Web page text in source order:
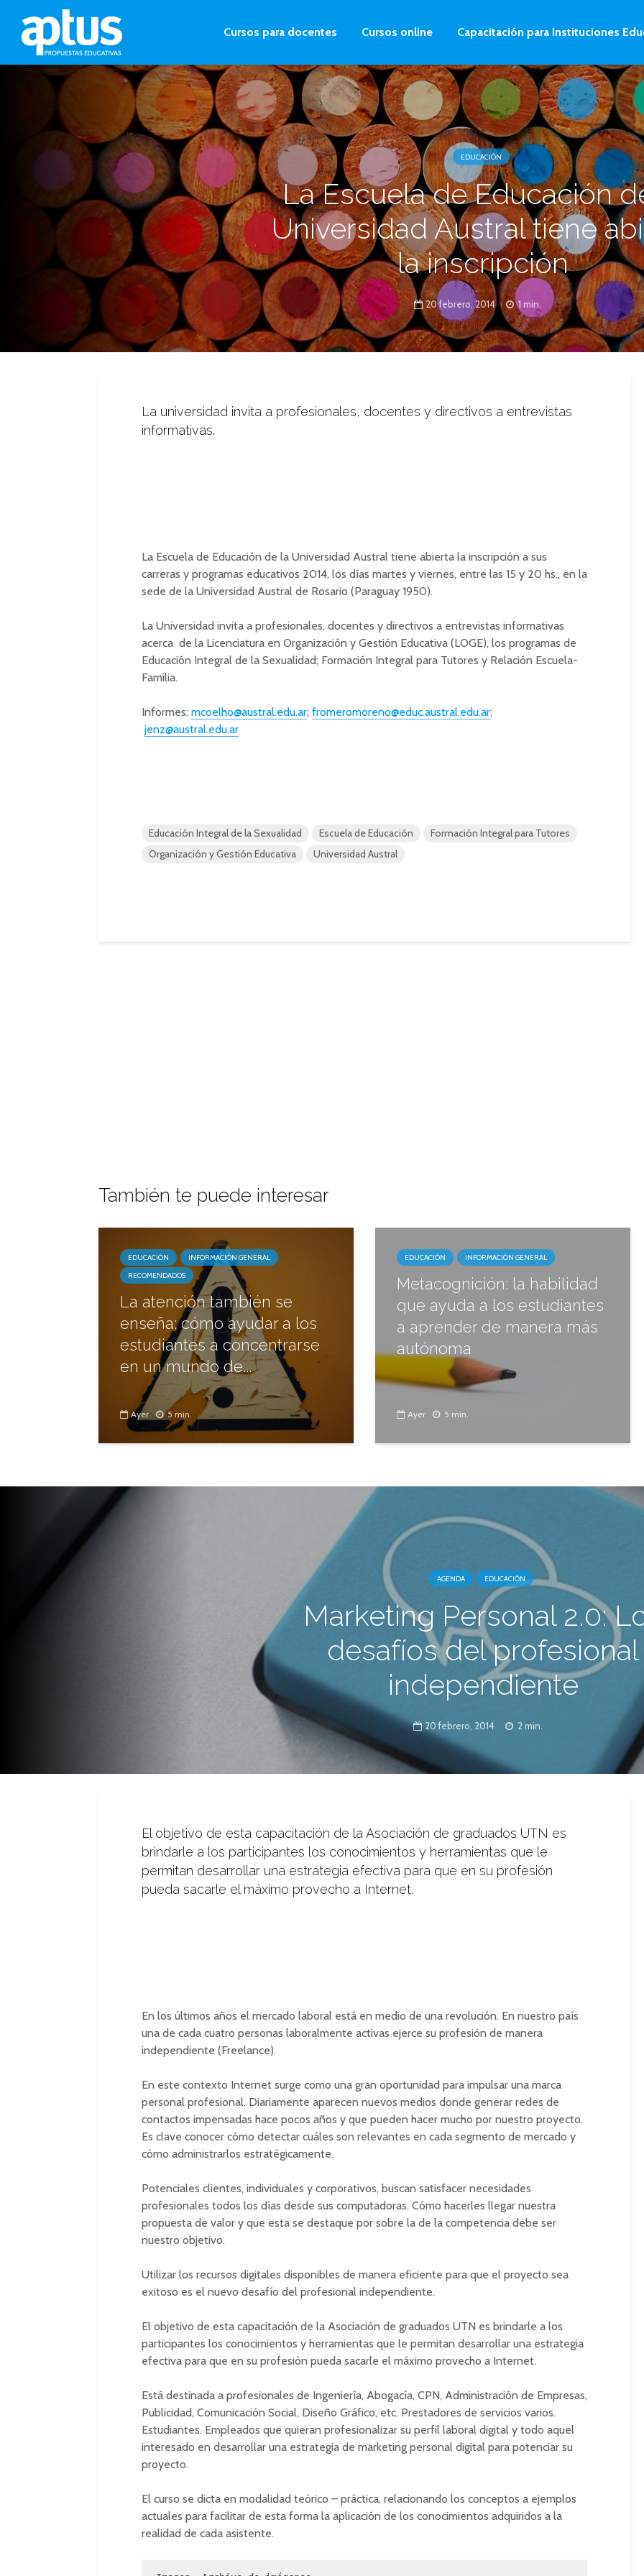
Cursos para docentes Cursos online Capacitación para Instituciones
EDUCACIÓN
La Escuela de Educación
Universidad Austral tiene
la inscripción
20 febrero, 2014 1 min.
La universidad invita a profesionales, docentes y directivos a entrevistas
informativas.
La Escuela de Educación de la Universidad Austral tiene abierta la inscripción a sus
carreras y programas educativos 2014, los días martes y viernes, entre las 15 y 20 hs., en la
sede de la Universidad Austral de Rosario (Paraguay 1950).
La Universidad invita a profesionales, docentes y directivos a entrevistas informativas
acerca de la Licenciatura en Organización y Gestión Educativa (LOGE), los programas de
Educación Integral de la Sexualidad; Formación Integral para Tutores y Relación Escuela-
Familia.
Informes: mcoelho@austral.edu.ar; fromeromoreno@educ.austral.edu.ar;
jenz@austral.edu.ar
Educación Integral de la Sexualidad Escuela de Educación
Formación Integral para Tutores
Organización y Gestión Educativa
Universidad Austral
También te puede interesar
EDUCACIÓN
INFORMACIÓN GENERAL
RECOMENDADOS
La atención también se
enseña: cómo ayudar a los
estudiantes a concentrarse
en un mundo de...
Ayer 5 min.
EDUCACIÓN INFORMACIÓN GENERAL
Metacognición: la habilidad
que ayuda a los estudiantes
a aprender de manera más
autónoma
Ayer 5 min.
AGENDA EDUCACIÓN
Marketing Personal 2.0:
desafíos del profesional
independiente‏
20 febrero, 2014 2 min.
El objetivo de esta capacitación de la Asociación de graduados UTN es
brindarle a los participantes los conocimientos y herramientas que le
permitan desarrollar una estrategia efectiva para que en su profesión
pueda sacarle el máximo provecho a Internet.
En los últimos años el mercado laboral está en medio de una revolución. En nuestro país
una de cada cuatro personas laboralmente activas ejerce su profesión de manera
independiente (Freelance).
En este contexto Internet surge como una gran oportunidad para impulsar una marca
personal profesional. Diariamente aparecen nuevos medios donde generar redes de
contactos impensadas hace pocos años y que pueden hacer mucho por nuestro proyecto.
Es clave conocer cómo detectar cuáles son relevantes en cada segmento de mercado y
cómo administrarlos estratégicamente.
Potenciales clientes, individuales y corporativos, buscan satisfacer necesidades
profesionales todos los días desde sus computadoras. Cómo hacerles llegar nuestra
propuesta de valor y que esta se destaque por sobre la de la competencia debe ser
nuestro objetivo.
Utilizar los recursos digitales disponibles de manera eficiente para que el proyecto sea
exitoso es el nuevo desafío del profesional independiente.
El objetivo de esta capacitación de la Asociación de graduados UTN es brindarle a los
participantes los conocimientos y herramientas que le permitan desarrollar una estrategia
efectiva para que en su profesión pueda sacarle el máximo provecho a Internet.
Está destinada a profesionales de Ingeniería, Abogacía, CPN, Administración de Empresas,
Publicidad, Comunicación Social, Diseño Gráfico, etc. Prestadores de servicios varios.
Estudiantes. Empleados que quieran profesionalizar su perfil laboral digital y todo aquel
interesado en desarrollar una estrategia de marketing personal digital para potenciar su
proyecto.
El curso se dicta en modalidad teórico – práctica, relacionando los conceptos a ejemplos
actuales para facilitar de esta forma la aplicación de los conocimientos adquiridos a la
realidad de cada asistente.